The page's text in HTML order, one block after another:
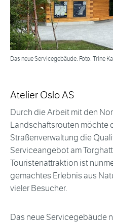
Das neue Servicegebäude. Foto: Trine
Atelier Oslo AS
Durch die Arbeit mit den
Landschaftsrouten möchte
Straßenverwaltung die
Serviceangebot am
Touristenattraktion ist
gemachtes Erlebnis aus
vieler Besucher.
Das neue Servicegebäude